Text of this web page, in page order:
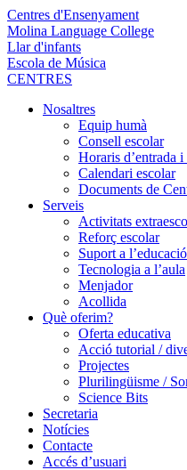
Centres d'Ensenyament
Molina Language College
Llar d'infants
Escola de Música
CENTRES
Nosaltres
Equip humà
Consell escolar
Horaris d’entrada i
Calendari escolar
Documents de
Serveis
Activitats
Reforç escolar
Suport a
Tecnologia a l’aula
Menjador
Acollida
Què oferim?
Oferta educativa
Acció tutorial /
Projectes
Plurilingüisme /
Science Bits
Secretaria
Notícies
Contacte
Accés d’usuari